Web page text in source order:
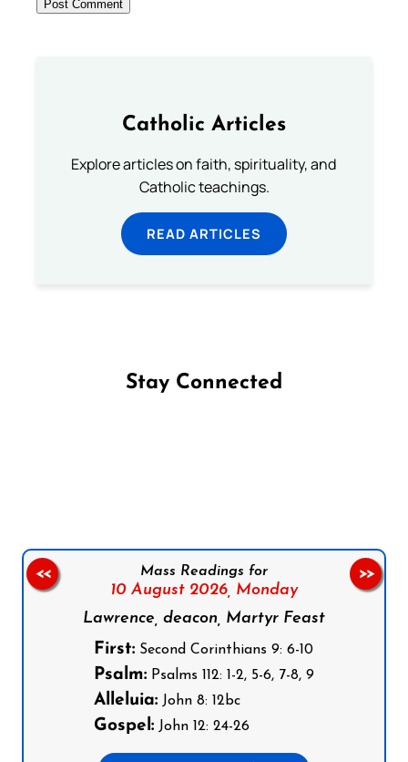
Catholic Articles
Explore articles on faith, spirituality, and
Catholic teachings.
READ ARTICLES
Stay Connected
Mass Readings for
10 August 2026, Monday
Lawrence, deacon, Martyr Feast
First: Second Corinthians 9: 6-10
Psalm: Psalms 112: 1-2, 5-6, 7-8, 9
Alleluia: John 8: 12bc
Gospel: John 12: 24-26
<< >>